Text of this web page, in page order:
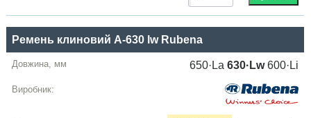
Ремень клиновий A-630 lw Rubena
650·La630·Lw600·Li